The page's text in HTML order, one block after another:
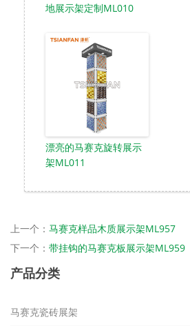
地展示架定制ML010
漂亮的马赛克旋转展示
架ML011
上一个： 马赛克样品木质展示架ML957
下一个： 带挂钩的马赛克板展示架ML959
产品分类
马赛克瓷砖展架